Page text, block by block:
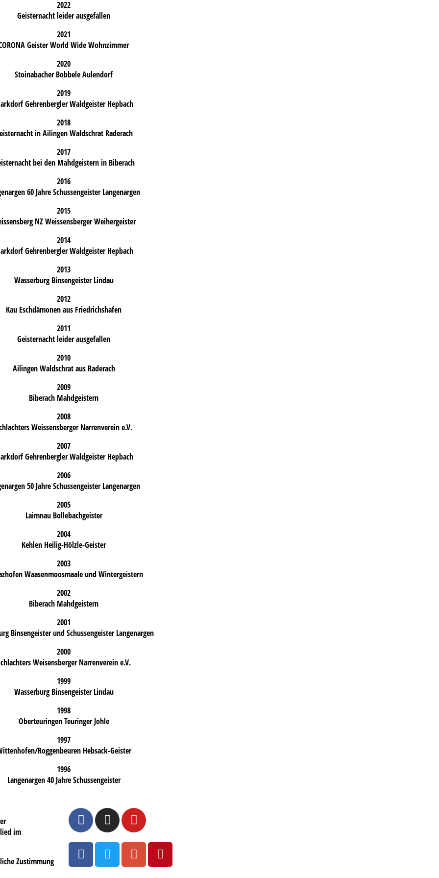
2022
Geisternacht leider ausgefallen
2021
Geister World Wide Wohnzimmer
2020
Stoinabacher Bobbele Aulendorf
2019
Gehrenbergler Waldgeister Hepbach
2018
in Ailingen Waldschrat Raderach
2017
bei den Mahdgeistern in Biberach
2016
60 Jahre Schussengeister Langenargen
2015
NZ Weissensberger Weihergeister
2014
Gehrenbergler Waldgeister Hepbach
2013
Wasserburg Binsengeister Lindau
2012
Kau Eschdämonen aus Friedrichshafen
2011
Geisternacht leider ausgefallen
2010
Ailingen Waldschrat aus Raderach
2009
Biberach Mahdgeistern
2008
Weissensberger Narrenverein e.V.
2007
Gehrenbergler Waldgeister Hepbach
2006
50 Jahre Schussengeister Langenargen
2005
Laimnau Bollebachgeister
2004
Kehlen Heilig-Hölzle-Geister
2003
Waasenmoosmaale und Wintergeistern
2002
Biberach Mahdgeistern
2001
Binsengeister und Schussengeister Langenargen
2000
Weisensberger Narrenverein e.V.
1999
Wasserburg Binsengeister Lindau
1998
Oberteuringen Teuringer Johle
1997
Roggenbeuren Hebsack-Geister
1996
Langenargen 40 Jahre Schussengeister
im
Zustimmung